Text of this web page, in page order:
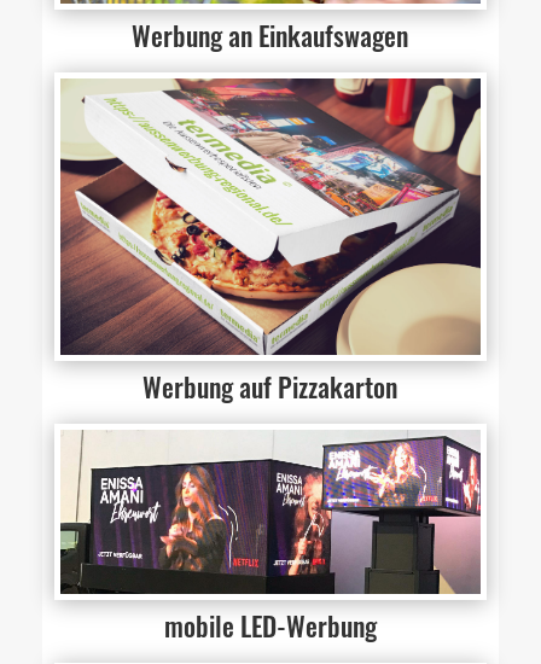
Werbung an Einkaufswagen
Werbung auf Pizzakarton
mobile LED-Werbung